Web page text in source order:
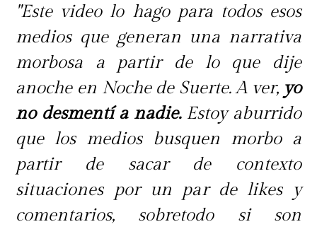
"Este video lo hago para todos esos
medios que generan una narrativa
morbosa a partir de lo que dije
anoche en Noche de Suerte. A ver, yo
no desmentí a nadie.Estoy aburrido
que los medios busquen morbo a
partir de sacar de contexto
situaciones por un par de likes y
comentarios, sobretodo si son